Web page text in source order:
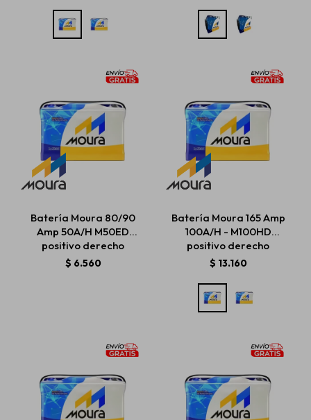
Batería Moura 80/90
Amp 50A/H M50ED
positivo derecho
$ 6.560
Batería Moura 165 Amp
100A/H - M100HD
positivo derecho
$ 13.160